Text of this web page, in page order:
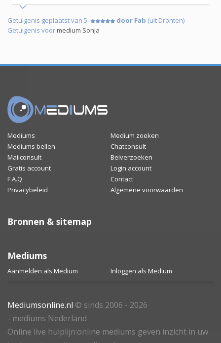
Getuigenis geplaatst van 5 door Fab (uit Dronten)
Getuigenis voormedium Sonja
Mediums
Medium zoeken
Mediums bellen
Chatconsult
Mailconsult
Belverzoeken
Gratis account
Login account
F.A.Q
Contact
Privacybeleid
Algemene voorwaarden
Bronnen & sitemap
Mediums
Aanmelden als Medium Inloggen als Medium
Mediumsonline.nl © sinds 2006 - 2026
- mediums Nederland
Online live hulplijn:online mediums geven inzicht in uw